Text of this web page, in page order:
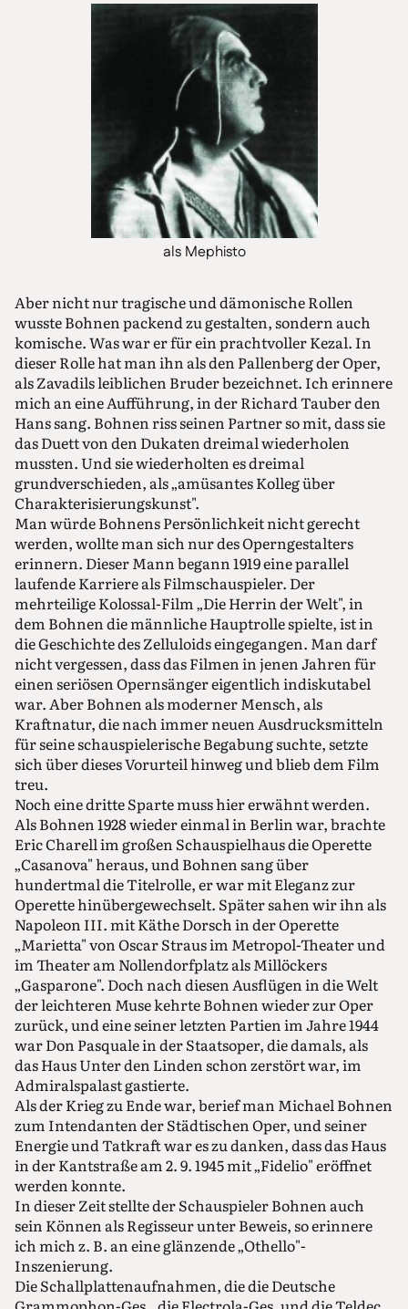
als Mephisto
Aber nicht nur tragische und dämonische Rollen
wusste Bohnen packend zu gestalten, sondern auch
komische. Was war er für ein prachtvoller Kezal. In
dieser Rolle hat man ihn als den Pallenberg der Oper,
als Zavadils leiblichen Bruder bezeichnet. Ich erinnere
mich an eine Aufführung, in der Richard Tauber den
Hans sang. Bohnen riss seinen Partner so mit, dass sie
das Duett von den Dukaten dreimal wiederholen
mussten. Und sie wiederholten es dreimal
grundverschieden, als „amüsantes Kolleg über
Charakterisierungskunst".
Man würde Bohnens Persönlichkeit nicht gerecht
werden, wollte man sich nur des Operngestalters
erinnern. Dieser Mann begann 1919 eine parallel
laufende Karriere als Filmschauspieler. Der
mehrteilige Kolossal-Film „Die Herrin der Welt", in
dem Bohnen die männliche Hauptrolle spielte, ist in
die Geschichte des Zelluloids eingegangen. Man darf
nicht vergessen, dass das Filmen in jenen Jahren für
einen seriösen Opernsänger eigentlich indiskutabel
war. Aber Bohnen als moderner Mensch, als
Kraftnatur, die nach immer neuen Ausdrucksmitteln
für seine schauspielerische Begabung suchte, setzte
sich über dieses Vorurteil hinweg und blieb dem Film
treu.
Noch eine dritte Sparte muss hier erwähnt werden.
Als Bohnen 1928 wieder einmal in Berlin war, brachte
Eric Charell im großen Schauspielhaus die Operette
„Casanova" heraus, und Bohnen sang über
hundertmal die Titelrolle, er war mit Eleganz zur
Operette hinübergewechselt. Später sahen wir ihn als
Napoleon III. mit Käthe Dorsch in der Operette
„Marietta" von Oscar Straus im Metropol-Theater und
im Theater am Nollendorfplatz als Millöckers
„Gasparone". Doch nach diesen Ausflügen in die Welt
der leichteren Muse kehrte Bohnen wieder zur Oper
zurück, und eine seiner letzten Partien im Jahre 1944
war Don Pasquale in der Staatsoper, die damals, als
das Haus Unter den Linden schon zerstört war, im
Admiralspalast gastierte.
Als der Krieg zu Ende war, berief man Michael Bohnen
zum Intendanten der Städtischen Oper, und seiner
Energie und Tatkraft war es zu danken, dass das Haus
in der Kantstraße am 2. 9. 1945 mit „Fidelio" eröffnet
werden konnte.
In dieser Zeit stellte der Schauspieler Bohnen auch
sein Können als Regisseur unter Beweis, so erinnere
ich mich z. B. an eine glänzende „Othello"-
Inszenierung.
Die Schallplattenaufnahmen, die die Deutsche